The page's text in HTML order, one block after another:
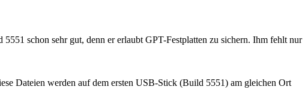
schon sehr gut, denn er erlaubt GPT-Festplatten zu sichern. Ihm fehlt nur
Dateien werden auf dem ersten USB-Stick (Build 5551) am gleichen Ort